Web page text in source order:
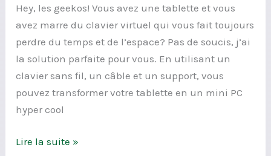
Hey, les geekos! Vous avez une tablette et vous
avez marre du clavier virtuel qui vous fait toujours
perdre du temps et de l’espace? Pas de soucis, j’ai
la solution parfaite pour vous. En utilisant un
clavier sans fil, un câble et un support, vous
pouvez transformer votre tablette en un mini PC
hyper cool
Lire la suite »